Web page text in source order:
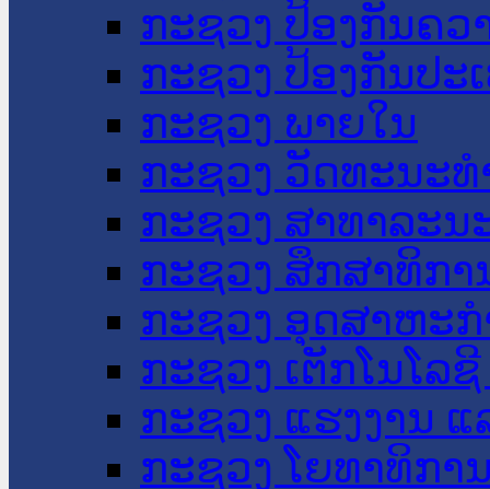
ກະຊວງ ປ້ອງກັນຄວ
ກະຊວງ ປ້ອງກັນປະ
ກະຊວງ ພາຍໃນ
ກະຊວງ ວັດທະນະ
ກະຊວງ ສາທາລະນ
ກະຊວງ ສຶກສາທິກາ
ກະຊວງ ອຸດສາຫະ
ກະຊວງ ເຕັກໂນໂລ
ກະຊວງ ແຮງງານ
ກະຊວງ ໂຍທາທິກາ